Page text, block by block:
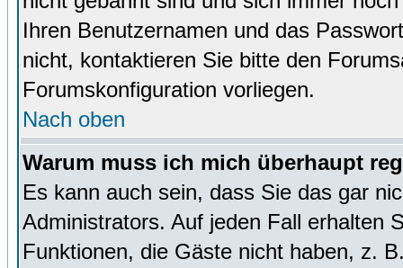
Ihren Benutzernamen und das
nicht, kontaktieren Sie bitte den
Forumskonfiguration vorliegen.
Nach oben
Warum muss ich mich überhaupt
Es kann auch sein, dass Sie das gar
Administrators. Auf jeden Fall erhalten
Funktionen, die Gäste nicht haben, z.